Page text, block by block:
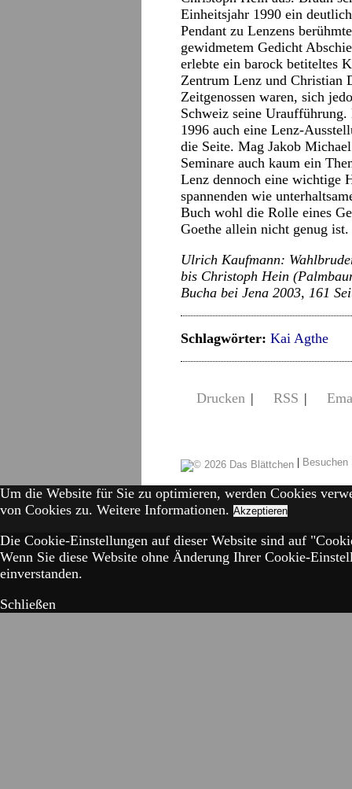
Einheitsjahr 1990 ein
Pendant zu Lenzens
gewidmetem Gedicht
erlebte ein barock betiteltes
Zentrum Lenz und Christian
Zeitgenossen waren, sich
Schweiz seine
1996 auch eine Lenz-
die Seite. Mag Jakob
Seminare auch kaum ein
Lenz dennoch eine wichtige
spannenden wie
Buch wohl die Rolle eines
Goethe allein nicht genug ist.
Ulrich Kaufmann:
bis Christoph Hein
Bucha bei Jena 2003, 161
Schlagwörter: Kai Agthe
Drucken | RSS |
|
Um die Website für Sie zu optimieren, werden Cookies
von Cookies zu. Weitere Informationen. Akzeptieren
Die Cookie-Einstellungen auf dieser Website sind auf
Wenn Sie diese Website ohne Änderung Ihrer Cookie-
einverstanden.
Schließen